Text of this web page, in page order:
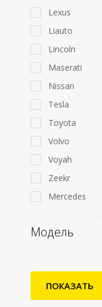
Lexus
Liauto
Lincoln
Maserati
Nissan
Tesla
Toyota
Volvo
Voyah
Zeekr
Mercedes
Модель
ПОКАЗАТЬ